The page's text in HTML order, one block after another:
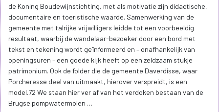
de Koning Boudewijnstichting, met als motivatie zijn didactische,
documentaire en toeristische waarde. Samenwerking van de
gemeente met talrijke vrijwilligers leidde tot een voorbeeldig
resultaat, waarbij de wandelaar-bezoeker door een bord met
tekst en tekening wordt geïnformeerd en – onafhankelijk van
openingsuren – een goede kijk heeft op een zeldzaam stukje
patrimonium. Ook de folder die de gemeente Daverdisse, waar
Porcheresse deel van uitmaakt, hierover verspreidt, is een
model.72 We staan hier ver af van het verdoken bestaan van de
Brugse pompwatermolen …